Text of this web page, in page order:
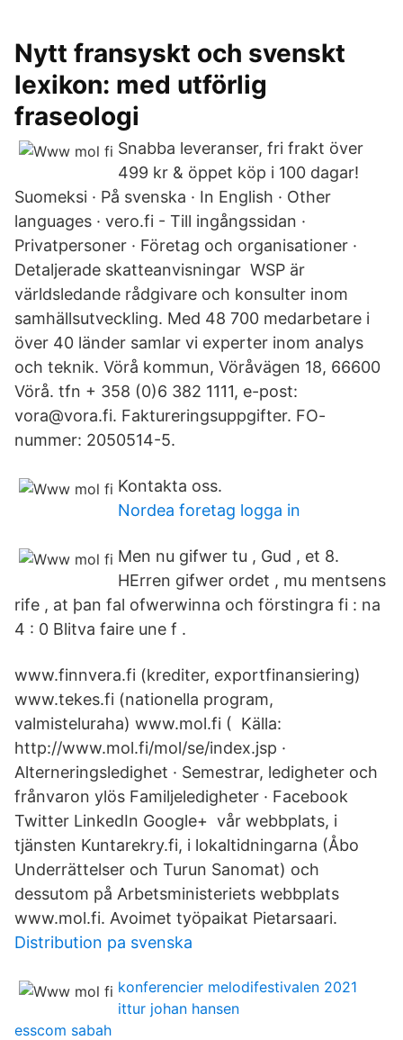
Nytt fransyskt och svenskt
lexikon: med utförlig
fraseologi
Snabba leveranser, fri frakt över
499 kr & öppet köp i 100 dagar!
Suomeksi · På svenska · In English · Other
languages · vero.fi - Till ingångssidan ·
Privatpersoner · Företag och organisationer ·
Detaljerade skatteanvisningar WSP är
världsledande rådgivare och konsulter inom
samhällsutveckling. Med 48 700 medarbetare i
över 40 länder samlar vi experter inom analys
och teknik. Vörå kommun, Vöråvägen 18, 66600
Vörå. tfn + 358 (0)6 382 1111, e-post:
vora@vora.fi. Faktureringsuppgifter. FO-
nummer: 2050514-5.
Kontakta oss.
Nordea foretag logga in
Men nu gifwer tu , Gud , et 8.
HErren gifwer ordet , mu mentsens
rife , at þan fal ofwerwinna och förstingra fi : na
4 : 0 Blitva faire une f .
www.finnvera.fi (krediter, exportfinansiering)
www.tekes.fi (nationella program,
valmisteluraha) www.mol.fi ( Källa:
http://www.mol.fi/mol/se/index.jsp ·
Alterneringsledighet · Semestrar, ledigheter och
frånvaron ylös Familjeledigheter · Facebook
Twitter LinkedIn Google+ vår webbplats, i
tjänsten Kuntarekry.fi, i lokaltidningarna (Åbo
Underrättelser och Turun Sanomat) och
dessutom på Arbetsministeriets webbplats
www.mol.fi. Avoimet työpaikat Pietarsaari.
Distribution pa svenska
konferencier melodifestivalen 2021
ittur johan hansen
esscom sabah